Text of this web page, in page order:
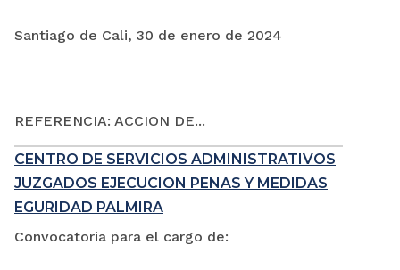
Santiago de Cali, 30 de enero de 2024
REFERENCIA: ACCION DE...
CENTRO DE SERVICIOS ADMINISTRATIVOS
JUZGADOS EJECUCION PENAS Y MEDIDAS
EGURIDAD PALMIRA
Convocatoria para el cargo de: